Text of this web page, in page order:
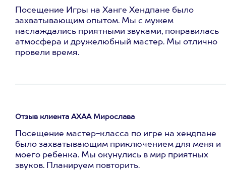
Посещение Игры на Ханге Хендпане было
захватывающим опытом. Мы с мужем
наслаждались приятными звуками, понравилась
атмосфера и дружелюбный мастер. Мы отлично
провели время.
Отзыв клиента АХАА Мирослава
Посещение мастер-класса по игре на хендпане
было захватывающим приключением для меня и
моего ребенка. Мы окунулись в мир приятных
звуков. Планируем повторить.